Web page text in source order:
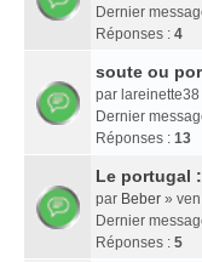
Dernier
Réponses : 4
soute ou
par lareinette38
Dernier
Réponses : 13
Le portugal
par Beber »
Dernier
Réponses : 5